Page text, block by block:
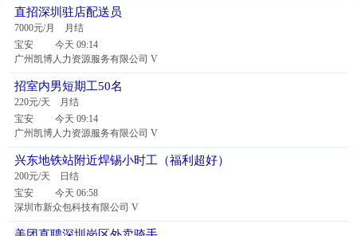
直招深圳驻店配送员
7000元/月 月结
宝安 今天 09:14
广州凯博人力资源服务有限公司 V
招室内男短期工50名
220元/天 月结
宝安 今天 09:14
广州凯博人力资源服务有限公司 V
兴东地铁站附近焊锡小时工（福利超好）
200元/天 日结
宝安 今天 06:58
深圳市新众包科技有限公司 V